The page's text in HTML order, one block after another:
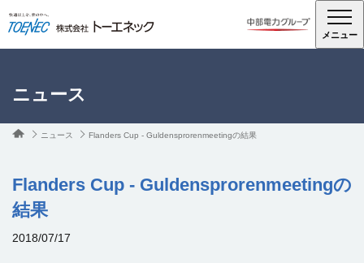
メニュー
ニュース
ニュース Flanders Cup - Guldensprorenmeetingの結果
Flanders Cup - Guldensprorenmeetingの
結果
2018/07/17